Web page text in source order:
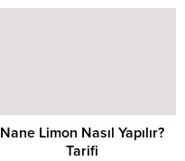
Nane Limon Nasıl Yapılır?
Tarifi